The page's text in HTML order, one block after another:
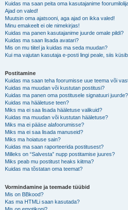
Kuidas ma saan peita oma kasutajanime
Ajad on valed!
Muutsin oma ajatsooni, aga ajad on ikka valed!
Minu emakeelt ei ole nimekirjas!
Kuidas ma panen kasutajanime juurde omale pildi?
Kuidas ma saan lisada avatari?
Mis on mu tiitel ja kuidas ma seda muudan?
Kui ma vajutan kasutaja e-posti lingi peale, siis
Postitamine
Kuidas ma saan teha foorumisse uue teema või
Kuidas ma muudan või kustutan postitusi?
Kuidas ma panen oma postitusele signatuuri juurde?
Kuidas ma hääletuse teen?
Miks ma ei saa lisada hääletuse valikuid?
Kuidas ma muudan või kustutan hääletuse?
Miks ma ei pääse alafoorumisse?
Miks ma ei saa lisada manuseid?
Miks ma hoiatuse sain?
Kuidas ma saan raporteerida postitusest?
Milleks on “Salvesta” nupp postitamise juures?
Miks peab mu postitust heaks kiitma?
Kuidas ma tõstatan oma teemat?
Vormindamine ja teemade tüübid
Mis on BBkood?
Kas ma HTMLi saan kasutada?